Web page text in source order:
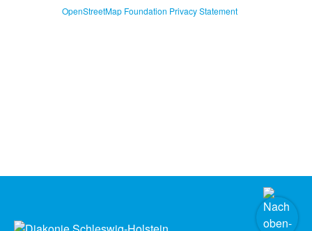
OpenStreetMap Foundation Privacy Statement